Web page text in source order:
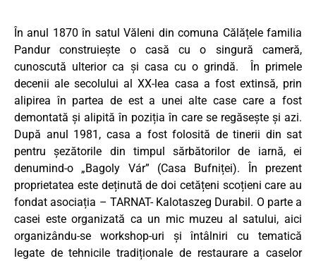
În anul 1870 în satul Văleni din comuna Călățele familia
Pandur construiește o casă cu o singură cameră,
cunoscută ulterior ca și casa cu o grindă. În primele
decenii ale secolului al XX-lea casa a fost extinsă, prin
alipirea în partea de est a unei alte case care a fost
demontată și alipită în poziția în care se regăsește și azi.
După anul 1981, casa a fost folosită de tinerii din sat
pentru șezătorile din timpul sărbătorilor de iarnă, ei
denumind-o „Bagoly Vár” (Casa Bufniței). În prezent
proprietatea este deținută de doi cetățeni scoțieni care au
fondat asociația – TARNAT- Kalotaszeg Durabil. O parte a
casei este organizată ca un mic muzeu al satului, aici
organizându-se workshop-uri și întâlniri cu tematică
legate de tehnicile tradiționale de restaurare a caselor